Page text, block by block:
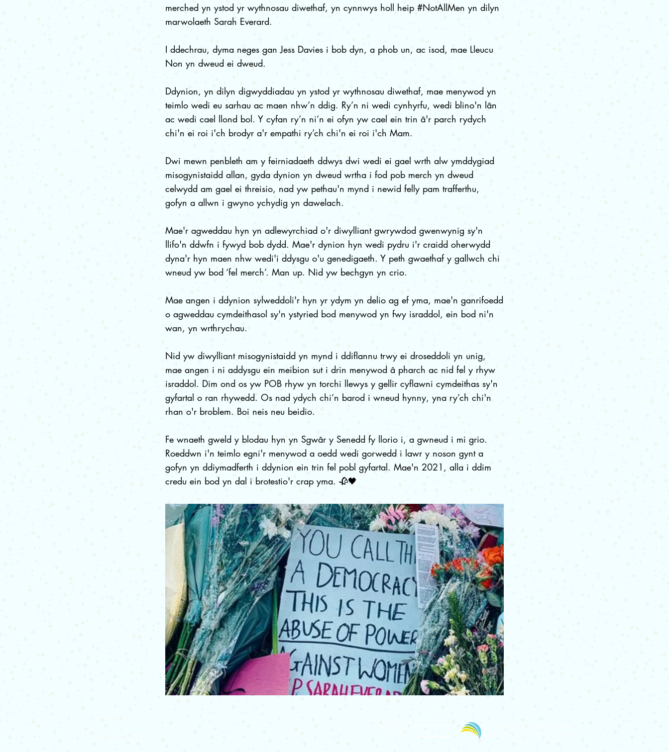
merched yn ystod yr wythnosau diwethaf, yn cynnwys holl heip #NotAllMen yn dilyn
marwolaeth Sarah Everard.
I ddechrau, dyma neges gan Jess Davies i bob dyn, a phob un, ac isod, mae Lleucu
Non yn dweud ei dweud.
Ddynion, yn dilyn digwyddiadau yn ystod yr wythnosau diwethaf, mae menywod yn
teimlo wedi eu sarhau ac maen nhw’n ddig. Ry’n ni wedi cynhyrfu, wedi blino'n lân
ac wedi cael llond bol. Y cyfan ry’n ni’n ei ofyn yw cael ein trin â'r parch rydych
chi'n ei roi i'ch brodyr a'r empathi ry’ch chi'n ei roi i'ch Mam.
Dwi mewn penbleth am y feirniadaeth ddwys dwi wedi ei gael wrth alw ymddygiad
misogynistaidd allan, gyda dynion yn dweud wrtha i fod pob merch yn dweud
celwydd am gael ei threisio, nad yw pethau'n mynd i newid felly pam trafferthu,
gofyn a allwn i gwyno ychydig yn dawelach.
Mae'r agweddau hyn yn adlewyrchiad o'r diwylliant gwrywdod gwenwynig sy'n
llifo'n ddwfn i fywyd bob dydd. Mae'r dynion hyn wedi pydru i'r craidd oherwydd
dyna'r hyn maen nhw wedi'i ddysgu o'u genedigaeth. Y peth gwaethaf y gallwch chi
wneud yw bod ‘fel merch’. Man up. Nid yw bechgyn yn crio.
Mae angen i ddynion sylweddoli'r hyn yr ydym yn delio ag ef yma, mae'n ganrifoedd
o agweddau cymdeithasol sy'n ystyried bod menywod yn fwy israddol, ein bod ni'n
wan, yn wrthrychau.
Nid yw diwylliant misogynistaidd yn mynd i ddiflannu trwy ei droseddoli yn unig,
mae angen i ni addysgu ein meibion sut i drin menywod â pharch ac nid fel y rhyw
israddol. Dim ond os yw POB rhyw yn torchi llewys y gellir cyflawni cymdeithas sy'n
gyfartal o ran rhywedd. Os nad ydych chi’n barod i wneud hynny, yna ry’ch chi'n
rhan o'r broblem. Boi neis neu beidio.
Fe wnaeth gweld y blodau hyn yn Sgwâr y Senedd fy llorio i, a gwneud i mi grio.
Roeddwn i'n teimlo egni'r menywod a oedd wedi gorwedd i lawr y noson gynt a
gofyn yn ddiymadferth i ddynion ein trin fel pobl gyfartal. Mae'n 2021, alla i ddim
credu ein bod yn dal i brotestio'r crap yma. 🥀🖤